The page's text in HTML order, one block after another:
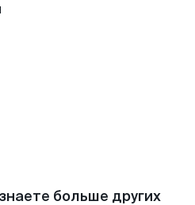
больше других